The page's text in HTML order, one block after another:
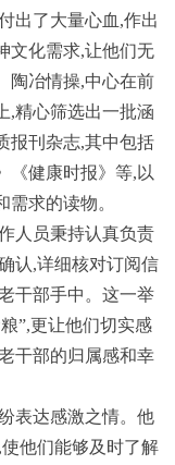
出了大量心血,作出
文化需求,让他们无
陶冶情操,中心在前
,精心筛选出一批涵
报刊杂志,其中包括
《健康时报》等,以
求的读物。
人员秉持认真负责
认,详细核对订阅信
干部手中。这一举
”,更让他们切实感
干部的归属感和幸
表达感激之情。他
他们能够及时了解